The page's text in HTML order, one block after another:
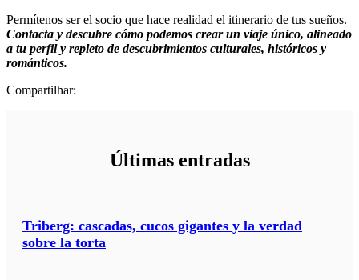
Permítenos ser el socio que hace realidad el itinerario de tus sueños.
Contacta y descubre cómo podemos crear un viaje único, alineado
a tu perfil y repleto de descubrimientos culturales, históricos y
románticos.
Compartilhar:
Últimas entradas
Triberg: cascadas, cucos gigantes y la verdad
sobre la torta